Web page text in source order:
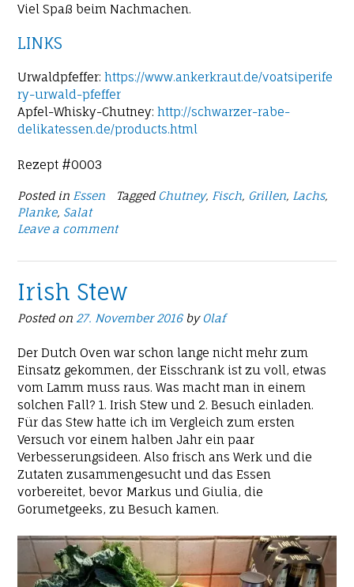
Viel Spaß beim Nachmachen.
LINKS
Urwaldpfeffer: https://www.ankerkraut.de/voatsiperife
ry-urwald-pfeffer
Apfel-Whisky-Chutney: http://schwarzer-rabe-
delikatessen.de/products.html
Rezept #0003
Posted in Essen Tagged Chutney, Fisch, Grillen, Lachs,
Planke, Salat
Leave a comment
Irish Stew
Posted on 27. November 2016by Olaf
Der Dutch Oven war schon lange nicht mehr zum
Einsatz gekommen, der Eisschrank ist zu voll, etwas
vom Lamm muss raus. Was macht man in einem
solchen Fall? 1. Irish Stew und 2. Besuch einladen.
Für das Stew hatte ich im Vergleich zum ersten
Versuch vor einem halben Jahr ein paar
Verbesserungsideen. Also frisch ans Werk und die
Zutaten zusammengesucht und das Essen
vorbereitet, bevor Markus und Giulia, die
Gorumetgeeks, zu Besuch kamen.